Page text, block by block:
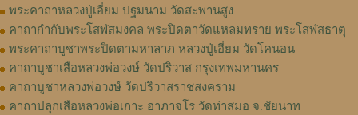
พระคาถาหลวงปู่เอี่ยม ปฐมนาม วัดสะพานสูง
คาถากำกับพระโสฬสมงคล พระปิดตาวัดแหลมทราย พระโสฬสธาตุ
พระคาถาบูชาพระปิดตามหาลาภ หลวงปู่เอี่ยม วัดโคนอน
คาถาบูชาเสือหลวงพ่อวงษ์ วัดปริวาส กรุงเทพมหานคร
คาถาบูชาหลวงพ่อวงษ์ วัดปริวาสราชสงคราม
คาถาปลุกเสือหลวงพ่อเกาะ อาภาจโร วัดท่าสมอ จ.ชัยนาท